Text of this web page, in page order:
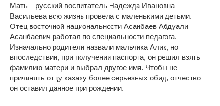
Мать – русский воспитатель Надежда Ивановна
Васильева всю жизнь провела с маленькими детьми.
Отец восточной национальности Асанбаев Абдуали
Асанбаевич работал по специальности педагога.
Изначально родители назвали мальчика Алик, но
впоследствии, при получении паспорта, он решил взять
фамилию матери и выбрал другое имя. Чтобы не
причинять отцу казаху более серьезных обид, отчество
он оставил данное при рождении.